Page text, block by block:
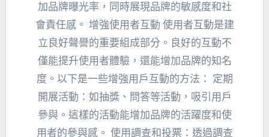
加品牌曝光率，同時展現品牌的敏感度和社
會責任感。 增強使用者互動 使用者互動是建
立良好聲譽的重要組成部分。良好的互動不
僅能提升使用者體驗，還能增加品牌的知名
度。以下是一些增強用戶互動的方法： 定期
開展活動：如抽獎、問答等活動，吸引用戶
參與。這樣的活動能增加品牌的活躍度和使
用者的參與感。 使用調查和投票：透過調查